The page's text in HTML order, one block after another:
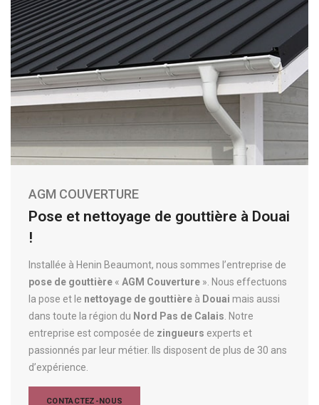
AGM COUVERTURE
Pose et nettoyage de gouttière à Douai
!
Installée à Henin Beaumont, nous sommes l’entreprise de
pose de gouttière « AGM Couverture ». Nous effectuons
la pose et le nettoyage de gouttière à Douai mais aussi
dans toute la région du Nord Pas de Calais . Notre
entreprise est composée de zingueurs experts et
passionnés par leur métier. Ils disposent de plus de 30 ans
d’expérience.
CONTACTEZ-NOUS